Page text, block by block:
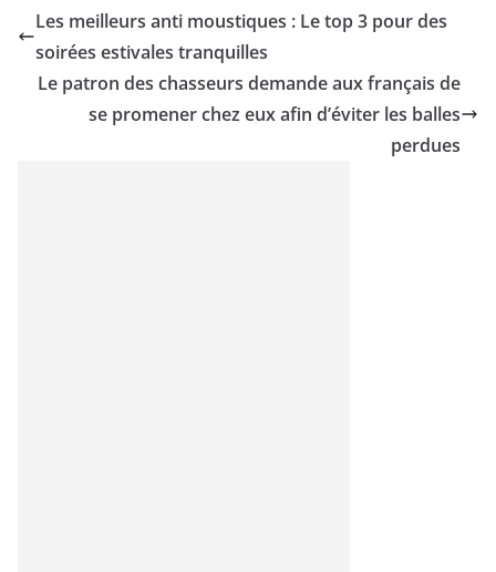
Les meilleurs anti moustiques : Le top 3 pour des
soirées estivales tranquilles
Le patron des chasseurs demande aux français de
se promener chez eux afin d’éviter les balles
perdues